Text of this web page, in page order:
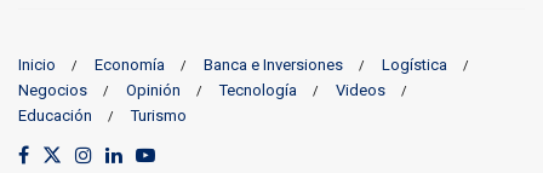
Inicio Economía Banca e Inversiones
Logística
Negocios
Opinión Tecnología
Videos
Educación
Turismo